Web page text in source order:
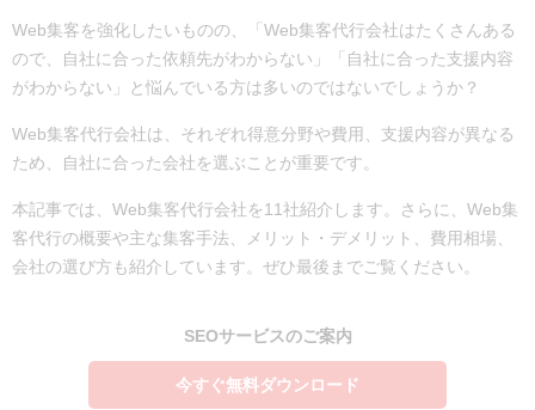
Web集客を強化したいものの、「Web集客代行会社はたくさんある
ので、自社に合った依頼先がわからない」「自社に合った支援内容
がわからない」と悩んでいる方は多いのではないでしょうか？
Web集客代行会社は、それぞれ得意分野や費用、支援内容が異なる
ため、自社に合った会社を選ぶことが重要です。
本記事では、Web集客代行会社を11社紹介します。さらに、Web集
客代行の概要や主な集客手法、メリット・デメリット、費用相場、
会社の選び方も紹介しています。ぜひ最後までご覧ください。
SEOサービスのご案内
今すぐ無料ダウンロード